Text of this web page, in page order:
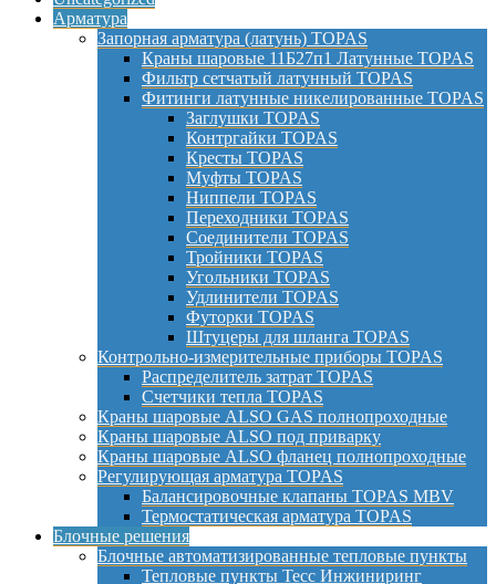
Арматура
Запорная арматура (латунь) TOPAS
Краны шаровые 11Б27п1 Латунные TOPAS
Фильтр сетчатый латунный TOPAS
Фитинги латунные никелированные TOPAS
Заглушки TOPAS
Контргайки TOPAS
Кресты TOPAS
Муфты TOPAS
Ниппели TOPAS
Переходники TOPAS
Соединители TOPAS
Тройники TOPAS
Угольники TOPAS
Удлинители TOPAS
Футорки TOPAS
Штуцеры для шланга TOPAS
Контрольно-измерительные приборы TOPAS
Распределитель затрат TOPAS
Счетчики тепла TOPAS
Краны шаровые ALSO GAS полнопроходные
Краны шаровые ALSO под приварку
Краны шаровые ALSO фланец полнопроходные
Регулирующая арматура TOPAS
Балансировочные клапаны TOPAS MBV
Термостатическая арматура TOPAS
Блочные решения
Блочные автоматизированные тепловые пункты
Тепловые пункты Тесс Инжиниринг